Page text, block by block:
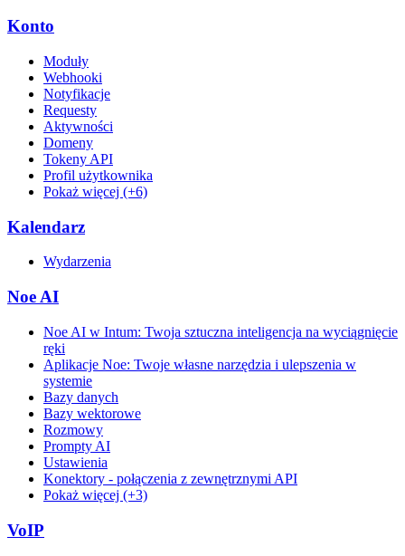
Konto
Moduły
Webhooki
Notyfikacje
Requesty
Aktywności
Domeny
Tokeny API
Profil użytkownika
Pokaż więcej (+6)
Kalendarz
Wydarzenia
Noe AI
Noe AI w Intum: Twoja sztuczna inteligencja na wyciągnięcie
ręki
Aplikacje Noe: Twoje własne narzędzia i ulepszenia w
systemie
Bazy danych
Bazy wektorowe
Rozmowy
Prompty AI
Ustawienia
Konektory - połączenia z zewnętrznymi API
Pokaż więcej (+3)
VoIP